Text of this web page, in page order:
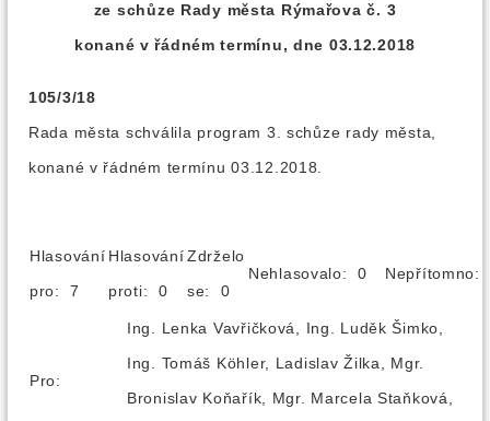
ze schůze Rady města Rýmařova č. 3
konané v řádném termínu, dne 03.12.2018
105/3/18
Rada města schválila program 3. schůze rady města,
konané v řádném termínu 03.12.2018.
Hlasování
pro: 7
Hlasování
proti: 0
Zdrželo
se: 0
Nehlasovalo: 0
Pro:
Ing. Lenka Vavřičková, Ing. Luděk Šimko,
Ing. Tomáš Köhler, Ladislav Žilka, Mgr.
Bronislav Koňařík, Mgr. Marcela Staňková,